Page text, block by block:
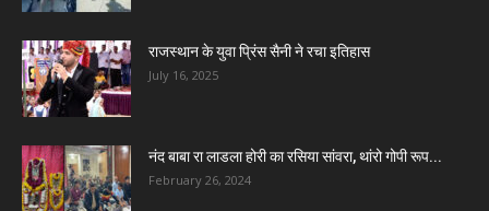
राजस्थान के युवा प्रिंस सैनी ने रचा इतिहास
July 16, 2025
नंद बाबा रा लाडला होरी का रसिया सांवरा, थांरो गोपी रूप...
February 26, 2024